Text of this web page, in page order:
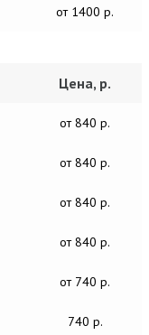
от 1400 р.
Цена, р.
от 840 р.
от 840 р.
от 840 р.
от 840 р.
от 740 р.
740 р.